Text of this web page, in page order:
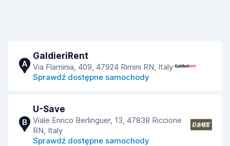
A
GaldieriRent
Via Flaminia, 409, 47924 Rimini RN, Italy
Sprawdź dostępne samochody
B
U-Save
Viale Enrico Berlinguer, 13, 47838 Riccione
RN, Italy
Sprawdź dostępne samochody